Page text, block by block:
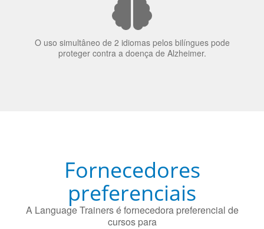
O uso simultâneo de 2 idiomas pelos bilíngues pode
proteger contra a doença de Alzheimer.
Fornecedores
preferenciais
A Language Trainers é fornecedora preferencial de
cursos para